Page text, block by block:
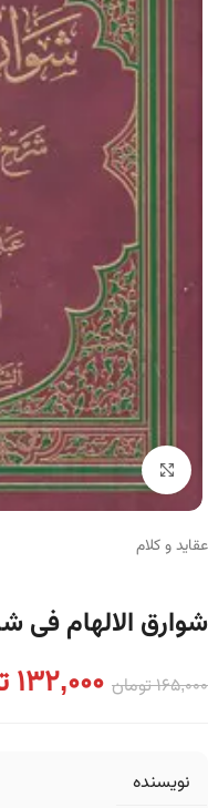
برای بزرگنمایی کلیک کنید
عقاید و کلام
شوارق الالهام فی
165,000تومان 132,000
نویسنده